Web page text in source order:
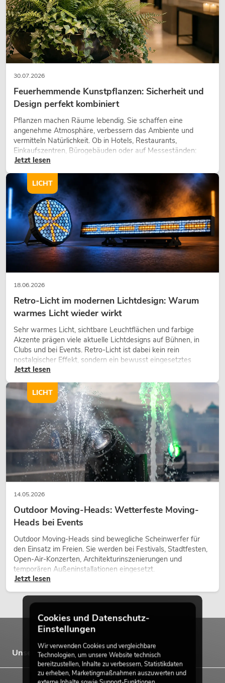
30.07.2026
Feuerhemmende Kunstpflanzen: Sicherheit und
Design perfekt kombiniert
Pflanzen machen Räume lebendig. Sie schaffen eine
angenehme Atmosphäre, verbessern das Ambiente und
vermitteln Natürlichkeit. Ob in Hotels, Restaurants,
Einkaufszentren, Bürogebäuden oder auf Messeständen:
eine hochwertige Begrünung gehört heute längst zum
modernen Raumkonzept.
Jetzt lesen
18.06.2026
Retro-Licht im modernen Lichtdesign: Warum
warmes Licht wieder wirkt
Sehr warmes Licht, sichtbare Leuchtflächen und farbige
Akzente prägen viele aktuelle Lichtdesigns auf Bühnen, in
Clubs und bei Events. Retro-Licht ist dabei kein rein
nostalgischer Effekt, sondern ein bewusst eingesetztes
Gestaltungsmittel: Es schafft Atmosphäre, gibt Szenen
Charakter und kann technische LED-Setups emotionaler
wirken lassen.
Jetzt lesen
LICHT
14.05.2026
Outdoor Moving-Heads: Wetterfeste Moving-
Heads bei Events
Outdoor Moving-Heads sind bewegliche Scheinwerfer für
den Einsatz im Freien. Sie werden bei Festivals, Stadtfesten,
Open-Air-Konzerten, Architekturinszenierungen und
temporären Außeninstallationen eingesetzt.
Jetzt lesen
LICHT
Unsere Marken
Cookies und Datenschutz-
Einstellungen
Wir verwenden Cookies und vergleichbare
Technologien, um unsere Website technisch
bereitzustellen, Inhalte zu verbessern, Statistikdaten
zu erheben, Marketingmaßnahmen auszuwerten und